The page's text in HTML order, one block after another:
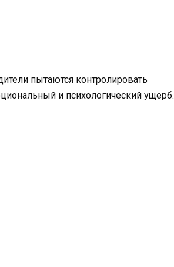
пытаются контролировать
и психологический ущерб.